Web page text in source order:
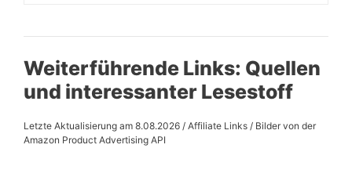
Weiterführende Links: Quellen
und interessanter Lesestoff
Letzte Aktualisierung am 8.08.2026 / Affiliate Links / Bilder von der
Amazon Product Advertising API